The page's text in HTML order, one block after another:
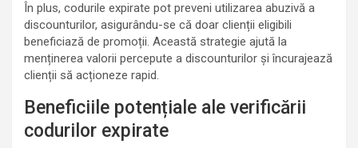
În plus, codurile expirate pot preveni utilizarea abuzivă a
discounturilor, asigurându-se că doar clienții eligibili
beneficiază de promoții. Această strategie ajută la
menținerea valorii percepute a discounturilor și încurajează
clienții să acționeze rapid.
Beneficiile potențiale ale verificării
codurilor expirate